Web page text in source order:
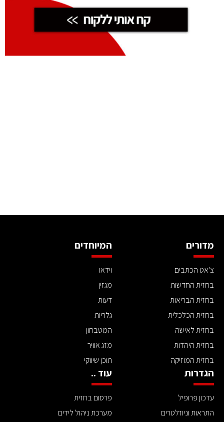
מדורים
צ'אט הכתבים
בחזית החדשות
בחזית הבריאות
בחזית הכלכלית
בחזית לאישה
בחזית היהדות
בחזית המוזיקה
המיוחדים
וידאו
מגזין
דעות
גלריות
המטבחון
מזג אוויר
תוכן שיווקי
הגדרות
עדכון פרופיל
התראות וניוזלטרים
עוד ..
פרסום בחזית
מערכת ניהול לידים